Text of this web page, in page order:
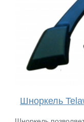
Шноркель